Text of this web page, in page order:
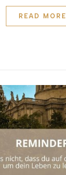
READ MORE